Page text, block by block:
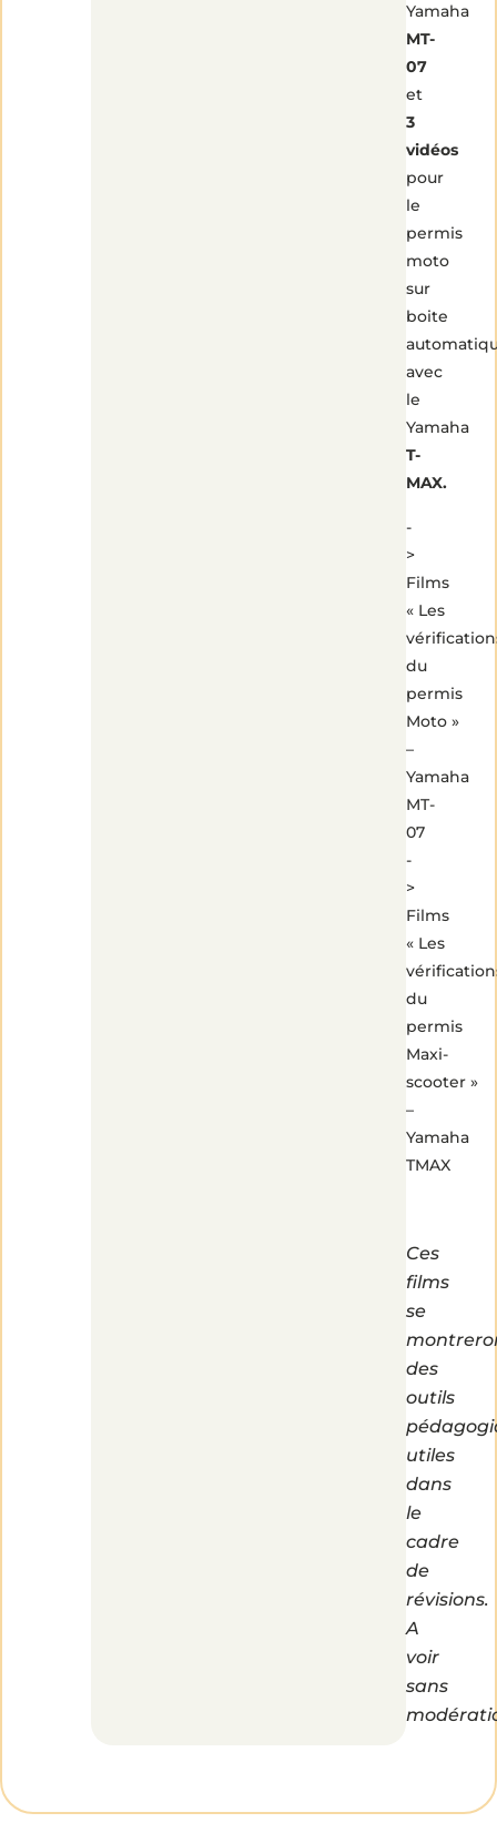
Yamaha
MT-
07
et
3
vidéos
pour
le
permis
moto
sur
boite
avec
le
Yamaha
T-
MAX.
-
>
Films
« Les
du
permis
Moto »
–
Yamaha
MT-
07
-
>
Films
« Les
du
permis
Maxi-
scooter »
–
Yamaha
TMAX
Ces
films
se
des
outils
utiles
dans
le
cadre
de
révisions.
A
voir
sans